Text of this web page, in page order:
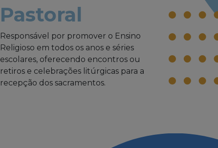
Pastoral
Responsável por promover o Ensino
Religioso em todos os anos e séries
escolares, oferecendo encontros ou
retiros e celebrações litúrgicas para a
recepção dos sacramentos.